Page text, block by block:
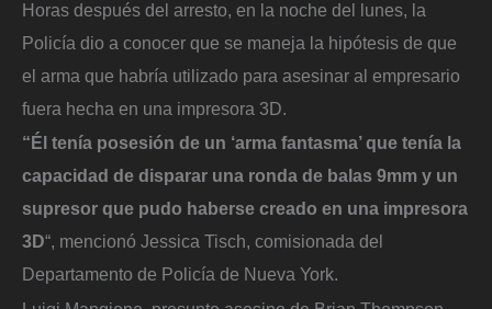
Horas después del arresto, en la noche del lunes, la
Policía dio a conocer que se maneja la hipótesis de que
el arma que habría utilizado para asesinar al empresario
fuera hecha en una impresora 3D.
“Él tenía posesión de un ‘arma fantasma’ que tenía la
capacidad de disparar una ronda de balas 9mm y un
supresor que pudo haberse creado en una impresora
3D“, mencionó Jessica Tisch, comisionada del
Departamento de Policía de Nueva York.